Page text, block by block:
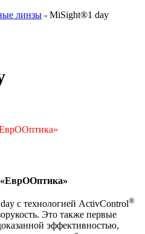
линзы - MiSight®1 day
«ЕврООптика»
с технологией ActivControl®
Это также первые
эффективностью,